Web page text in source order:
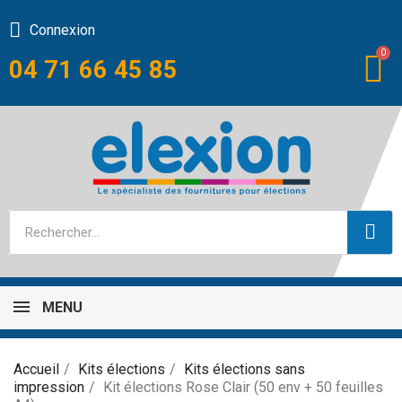
04 71 66 45 85
Connexion
MENU
Accueil Kits élections
Kits élections sans
impression
Kit élections Rose Clair (50 env + 50 feuilles